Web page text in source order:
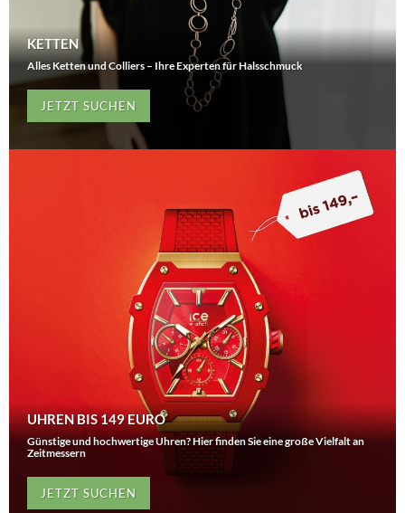
KETTEN
Alles Ketten und Colliers – Ihre Experten für Halsschmuck
JETZT SUCHEN
UHREN BIS 149 EURO
Günstige und hochwertige Uhren? Hier finden Sie eine große Vielfalt an
Zeitmessern
JETZT SUCHEN